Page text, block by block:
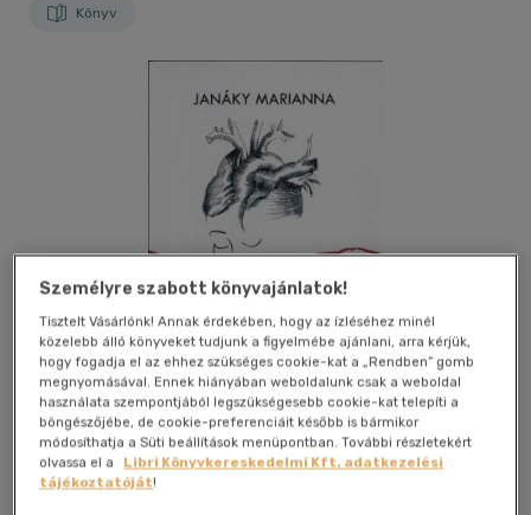
Könyv
Kívánságlistához adom Megosztom
Személyre szabott könyvajánlatok!
Tisztelt Vásárlónk! Annak érdekében, hogy az ízléséhez minél
közelebb álló könyveket tudjunk a figyelmébe ajánlani, arra kérjük,
hogy fogadja el az ehhez szükséges cookie-kat a „Rendben” gomb
megnyomásával. Ennek hiányában weboldalunk csak a weboldal
használata szempontjából legszükségesebb cookie-kat telepíti a
böngészőjébe, de cookie-preferenciáit később is bármikor
módosíthatja a Süti beállítások menüpontban. További részletekért
olvassa el a
Libri Könyvkereskedelmi Kft. adatkezelési
tájékoztatóját!